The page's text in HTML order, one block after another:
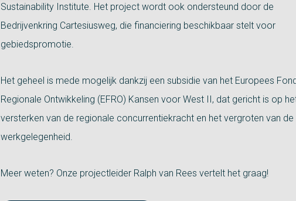
Sustainability Institute. Het project wordt ook ondersteund door de
Bedrijvenkring Cartesiusweg, die financiering beschikbaar stelt voor
gebiedspromotie.
Het geheel is mede mogelijk dankzij een subsidie van het Europees
Regionale Ontwikkeling (EFRO) Kansen voor West II, dat gericht is op
versterken van de regionale concurrentiekracht en het vergroten van de
werkgelegenheid.
Meer weten? Onze projectleider Ralph van Rees vertelt het graag!